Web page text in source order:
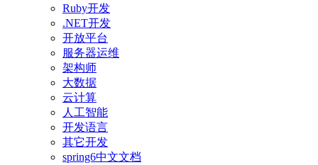
Ruby开发
.NET开发
开放平台
服务器运维
架构师
大数据
云计算
人工智能
开发语言
其它开发
spring6中文文档